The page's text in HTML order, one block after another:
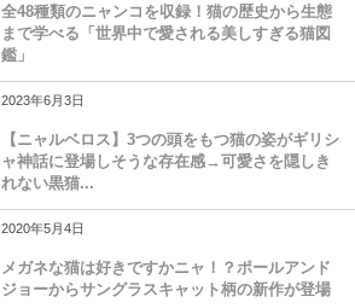
全48種類のニャンコを収録！猫の歴史から生態
まで学べる「世界中で愛される美しすぎる猫図
鑑」
2023年6月3日
【ニャルベロス】3つの頭をもつ猫の姿がギリシ
ャ神話に登場しそうな存在感→可愛さを隠しき
れない黒猫...
2020年5月4日
メガネな猫は好きですかニャ！？ポールアンド
ジョーからサングラスキャット柄の新作が登場